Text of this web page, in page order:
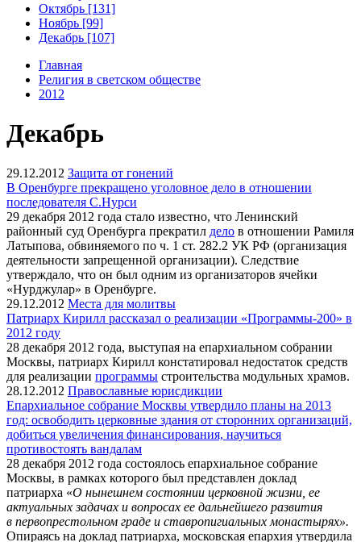
Октябрь [131]
Ноябрь [99]
Декабрь [107]
Главная
Религия в светском обществе
2012
Декабрь
29.12.2012 Защита от гонений
В Оренбурге прекращено уголовное дело в отношении
последователя С.Нурси
29 декабря 2012 года стало известно, что Ленинский
районный суд Оренбурга прекратил дело в отношении Рамиля
Латыпова, обвиняемого по ч. 1 ст. 282.2 УК РФ (организация
деятельности запрещенной организации). Следствие
утверждало, что он был одним из организаторов ячейки
«Нурджулар» в Оренбурге.
29.12.2012 Места для молитвы
Патриарх Кирилл рассказал о реализации «Программы-200» в
2012 году
28 декабря 2012 года, выступая на епархиальном собрании
Москвы, патриарх Кирилл констатировал недостаток средств
для реализации программы строительства модульных храмов.
28.12.2012 Православные юрисдикции
Епархиальное собрание Москвы утвердило планы на 2013
год: освободить церковные здания от сторонних организаций,
добиться увеличения финансирования, научиться
противостоять вандалам
28 декабря 2012 года состоялось епархиальное собрание
Москвы, в рамках которого был представлен доклад
патриарха «О нынешнем состоянии церковной жизни, ее
актуальных задачах и вопросах ее дальнейшего развития
в первопрестольном граде и ставропигиальных монастырях».
Опираясь на доклад патриарха, московская епархия утвердила